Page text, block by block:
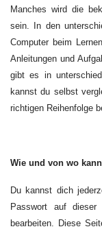
Manches wird die
sein. In den
Computer beim
Anleitungen und
gibt es in
kannst du selbst
richtigen Reihenfolge
Wie und von wo
Du kannst dich
Passwort auf
bearbeiten. Diese